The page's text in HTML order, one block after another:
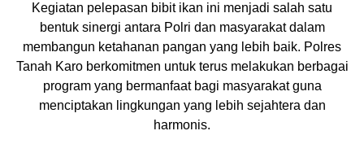
Kegiatan pelepasan bibit ikan ini menjadi salah satu
bentuk sinergi antara Polri dan masyarakat dalam
membangun ketahanan pangan yang lebih baik. Polres
Tanah Karo berkomitmen untuk terus melakukan berbagai
program yang bermanfaat bagi masyarakat guna
menciptakan lingkungan yang lebih sejahtera dan
harmonis.